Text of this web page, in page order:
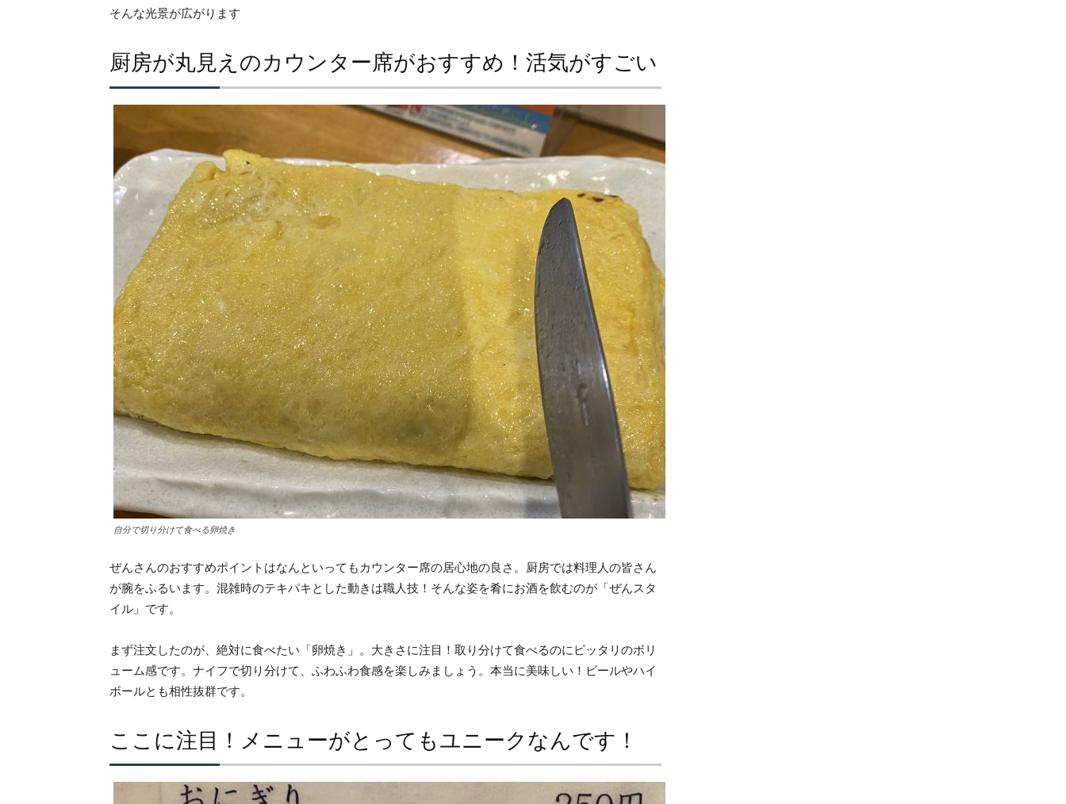
そんな光景が広がります
厨房が丸見えのカウンター席がおすすめ！活気がすごい
自分で切り分けて食べる卵焼き
ぜんさんのおすすめポイントはなんといってもカウンター席の居心地の良さ。厨房では料理人の皆さん
が腕をふるいます。混雑時のテキパキとした動きは職人技！そんな姿を肴にお酒を飲むのが「ぜんスタ
イル」です。
まず注文したのが、絶対に食べたい「卵焼き」。大きさに注目！取り分けて食べるのにピッタリのボリ
ューム感です。ナイフで切り分けて、ふわふわ食感を楽しみましょう。本当に美味しい！ビールやハイ
ボールとも相性抜群です。
ここに注目！メニューがとってもユニークなんです！